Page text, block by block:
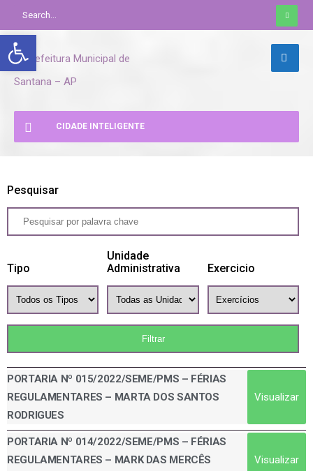
CIDADE INTELIGENTE
Pesquisar
Tipo
Unidade
Administrativa
Exercicio
PORTARIA Nº 015/2022/SEME/PMS – FÉRIAS
REGULAMENTARES – MARTA DOS SANTOS
RODRIGUES
Visualizar
PORTARIA Nº 014/2022/SEME/PMS – FÉRIAS
REGULAMENTARES – MARK DAS MERCÊS
Visualizar
Abrir a barra de ferramentas